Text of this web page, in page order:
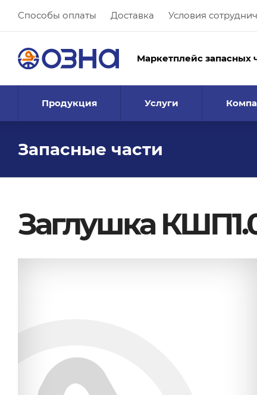
Способы оплаты Доставка Условия
Маркетплейс запасных
Продукция Услуги
Запасные части
Заглушка